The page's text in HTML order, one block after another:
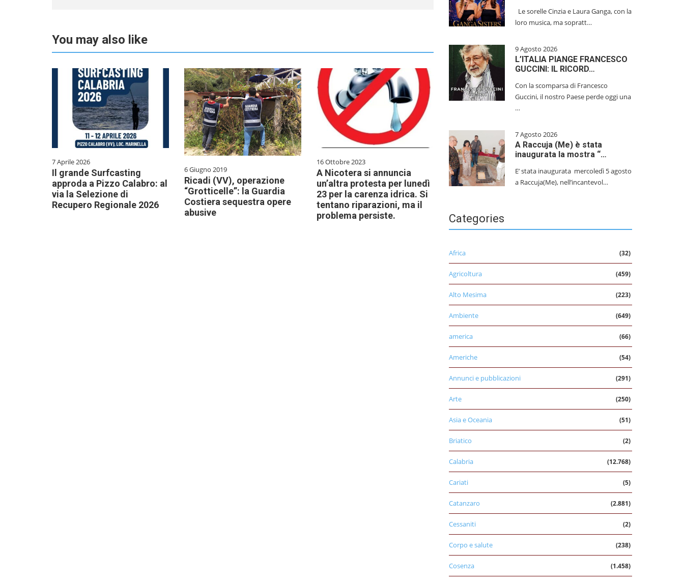
You may also like
7 Aprile 2026
Il grande Surfcasting
approda a Pizzo Calabro: al
via la Selezione di
Recupero Regionale 2026
6 Giugno 2019
Ricadi (VV), operazione
“Grotticelle”: la Guardia
Costiera sequestra opere
abusive
16 Ottobre 2023
A Nicotera si annuncia
un’altra protesta per lunedì
23 per la carenza idrica. Si
tentano riparazioni, ma il
problema persiste.
Le sorelle Cinzia e Laura Ganga, con la
loro musica, ma sopratt…
9 Agosto 2026
L’ITALIA PIANGE FRANCESCO
GUCCINI: IL RICORD…
Con la scomparsa di Francesco
Guccini, il nostro Paese perde oggi una
…
7 Agosto 2026
A Raccuja (Me) è stata
inaugurata la mostra “…
E’ stata inaugurata mercoledì 5 agosto
a Raccuja(Me), nell’incantevol…
Categories
Africa (32)
Agricoltura (459)
Alto Mesima (223)
Ambiente (649)
america (66)
Americhe (54)
Annunci e pubblicazioni (291)
Arte (250)
Asia e Oceania (51)
Briatico (2)
Calabria (12.768)
Cariati (5)
Catanzaro (2.881)
Cessaniti (2)
Corpo e salute (238)
Cosenza (1.458)